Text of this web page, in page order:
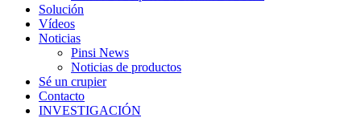
Solución
Vídeos
Noticias
Pinsi News
Noticias de productos
Sé un crupier
Contacto
INVESTIGACIÓN